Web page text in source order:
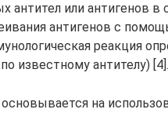
антител или антигенов
антигенов с
реакция
известному антителу) [4].
на